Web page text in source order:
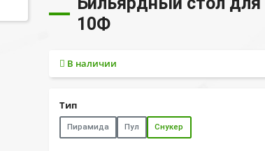
10Ф
В наличии
Тип
Пирамида Пул Снукер